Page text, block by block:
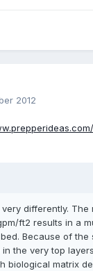
2012
differently. The
ft2 results in a
Because of the
the very top
biological matrix